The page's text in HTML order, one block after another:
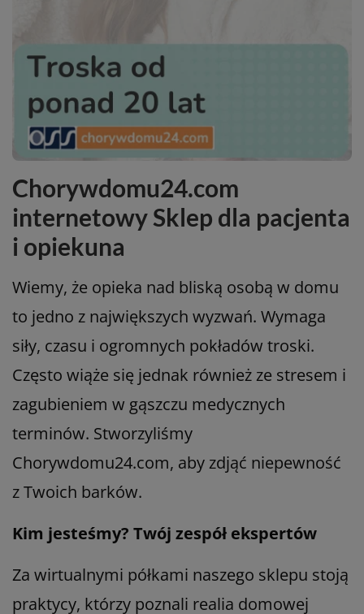
Chorywdomu24.com
internetowy Sklep dla pacjenta
i opiekuna
Wiemy, że opieka nad bliską osobą w domu
to jedno z największych wyzwań. Wymaga
siły, czasu i ogromnych pokładów troski.
Często wiąże się jednak również ze stresem i
zagubieniem w gąszczu medycznych
terminów. Stworzyliśmy
Chorywdomu24.com, aby zdjąć niepewność
z Twoich barków.
Kim jesteśmy? Twój zespół ekspertów
Za wirtualnymi półkami naszego sklepu stoją
praktycy, którzy poznali realia domowej